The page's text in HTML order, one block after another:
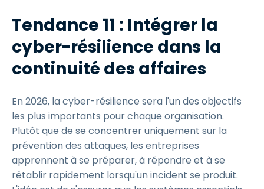
Tendance 11 : Intégrer la
cyber-résilience dans la
continuité des affaires
En 2026, la cyber-résilience sera l'un des objectifs
les plus importants pour chaque organisation.
Plutôt que de se concentrer uniquement sur la
prévention des attaques, les entreprises
apprennent à se préparer, à répondre et à se
rétablir rapidement lorsqu'un incident se produit.